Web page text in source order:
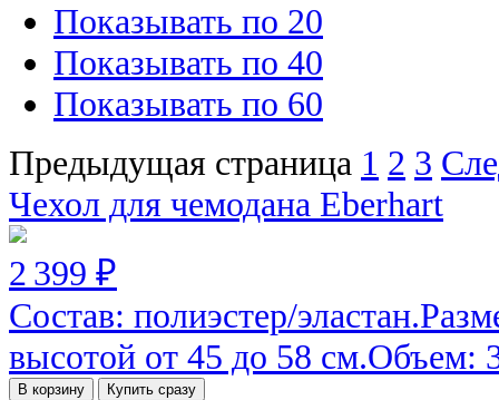
Показывать по 20
Показывать по 40
Показывать по 60
Предыдущая страница 1 2 3
Чехол для чемодана Eberhart
2 399 ₽
Состав: полиэстер/
высотой от 45 до 58 см.Объем:
В корзину Купить сразу